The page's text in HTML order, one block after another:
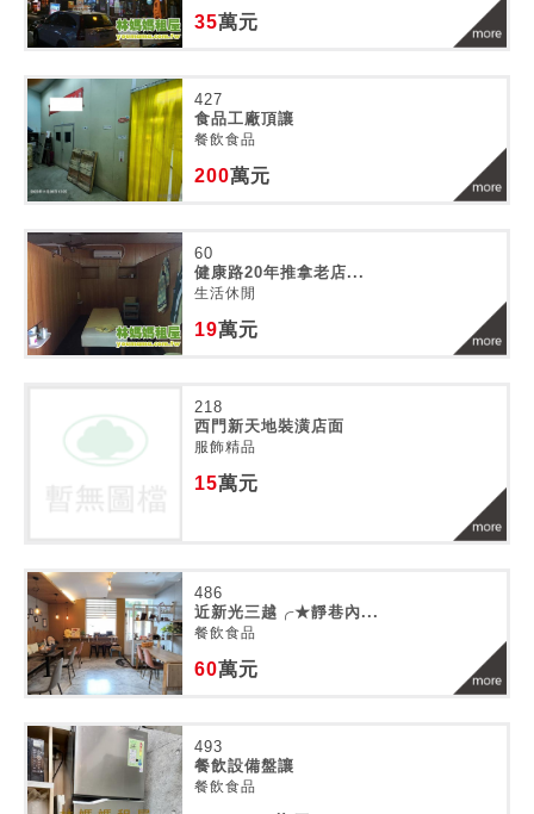
35萬元
427
食品工廠頂讓
餐飲食品
200萬元
60
健康路20年推拿老店...
生活休閒
19萬元
218
西門新天地裝潢店面
服飾精品
15萬元
486
近新光三越╭★靜巷內...
餐飲食品
60萬元
493
餐飲設備盤讓
餐飲食品